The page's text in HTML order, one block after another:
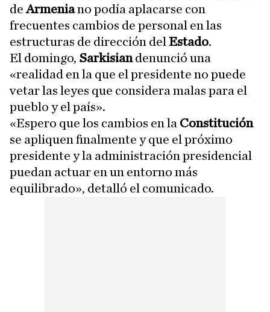
deArmeniano podía aplacarse con
frecuentes cambios de personal en las
estructuras de dirección del Estado.
El domingo, Sarkisiandenunció una
«realidad en la que el presidente no puede
vetar las leyes que considera malas para el
pueblo y el país».
«Espero que los cambios en la Constitución
se apliquen finalmente y que el próximo
presidente y la administración presidencial
puedan actuar en un entorno más
equilibrado», detalló el comunicado.